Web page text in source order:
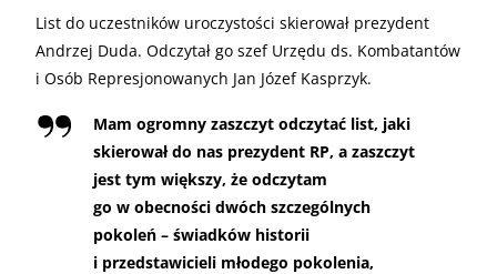
List do uczestników uroczystości skierował prezydent
Andrzej Duda. Odczytał go szef Urzędu ds. Kombatantów
i Osób Represjonowanych Jan Józef Kasprzyk.
Mam ogromny zaszczyt odczytać list, jaki
skierował do nas prezydent RP, a zaszczyt
jest tym większy, że odczytam
go w obecności dwóch szczególnych
pokoleń – świadków historii
i przedstawicieli młodego pokolenia,